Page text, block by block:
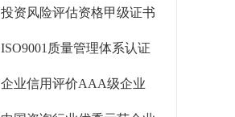
投资风险评估资格甲级证书
ISO9001质量管理体系认证
企业信用评价AAA级企业